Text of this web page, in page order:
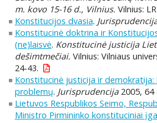
m. kovo 15-16 d., Vilnius. Vilnius:
Konstitucijos dvasia.
Konstitucinė doktrina ir
(ne)laisvė. Konstitucinė justicija
dešimtmečiai. Vilnius: Vilniaus
24-43.
Konstitucinė justicija ir demokratija:
problemų. Jurisprudencija2005, 64
Lietuvos Respublikos Seimo,
Ministro Pirmininko konstituciniai